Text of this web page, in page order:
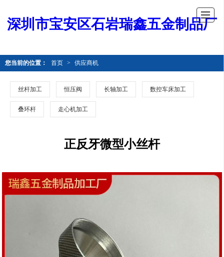
深圳市宝安区石岩瑞鑫五金制品厂
您当前的位置： 首页 > 供应商机
丝杆加工 恒压阀 长轴加工 数控车床加工
叠环杆 走心机加工
正反牙微型小丝杆